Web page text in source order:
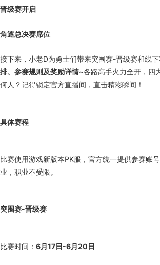
晋级赛开启
角逐总决赛席位
接下来，小老D为勇士们带来突围赛-晋级赛和线
排、参赛规则及奖励详情~各路高手火力全开，四
何人？记得锁定官方直播间，直击精彩瞬间！
具体赛程
比赛使用游戏新版本PK服，官方统一提供参赛账
业，职业不受限。
突围赛-晋级赛
比赛时间： 6月17日-6月20日